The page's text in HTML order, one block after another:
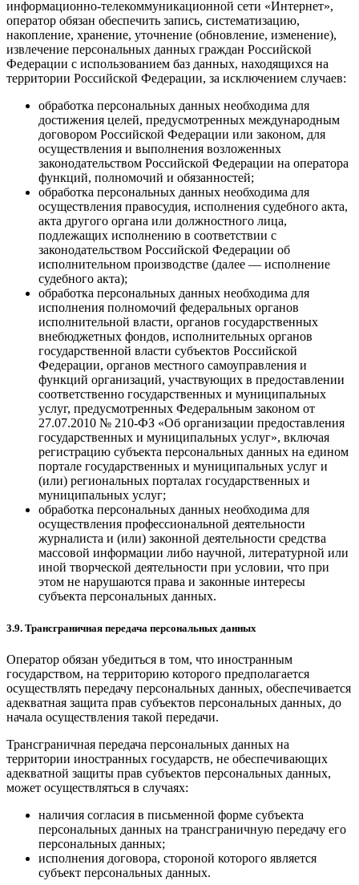
информационно-телекоммуникационной сети «Интернет»,
оператор обязан обеспечить запись, систематизацию,
накопление, хранение, уточнение (обновление, изменение),
извлечение персональных данных граждан Российской
Федерации с использованием баз данных, находящихся на
территории Российской Федерации, за исключением случаев:
обработка персональных данных необходима для
достижения целей, предусмотренных международным
договором Российской Федерации или законом, для
осуществления и выполнения возложенных
законодательством Российской Федерации на оператора
функций, полномочий и обязанностей;
обработка персональных данных необходима для
осуществления правосудия, исполнения судебного акта,
акта другого органа или должностного лица,
подлежащих исполнению в соответствии с
законодательством Российской Федерации об
исполнительном производстве (далее — исполнение
судебного акта);
обработка персональных данных необходима для
исполнения полномочий федеральных органов
исполнительной власти, органов государственных
внебюджетных фондов, исполнительных органов
государственной власти субъектов Российской
Федерации, органов местного самоуправления и
функций организаций, участвующих в предоставлении
соответственно государственных и муниципальных
услуг, предусмотренных Федеральным законом от
27.07.2010 № 210-ФЗ «Об организации предоставления
государственных и муниципальных услуг», включая
регистрацию субъекта персональных данных на едином
портале государственных и муниципальных услуг и
(или) региональных порталах государственных и
муниципальных услуг;
обработка персональных данных необходима для
осуществления профессиональной деятельности
журналиста и (или) законной деятельности средства
массовой информации либо научной, литературной или
иной творческой деятельности при условии, что при
этом не нарушаются права и законные интересы
субъекта персональных данных.
3.9. Трансграничная передача персональных данных
Оператор обязан убедиться в том, что иностранным
государством, на территорию которого предполагается
осуществлять передачу персональных данных, обеспечивается
адекватная защита прав субъектов персональных данных, до
начала осуществления такой передачи.
Трансграничная передача персональных данных на
территории иностранных государств, не обеспечивающих
адекватной защиты прав субъектов персональных данных,
может осуществляться в случаях:
наличия согласия в письменной форме субъекта
персональных данных на трансграничную передачу его
персональных данных;
исполнения договора, стороной которого является
субъект персональных данных.